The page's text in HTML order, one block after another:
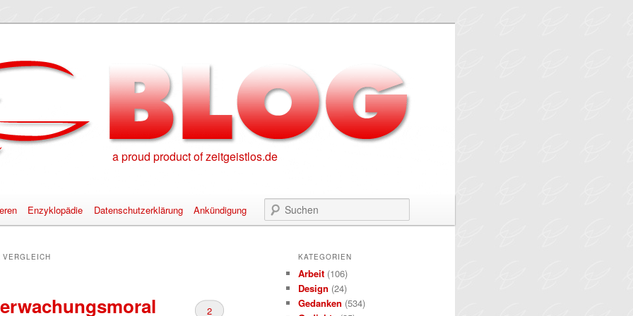
a proud product of zeitgeistlos.de
springen
springen
Enzyklopädie Datenschutzerklärung Ankündigung
VERGLEICH
2
KATEGORIEN
Arbeit (106)
Design (24)
Gedanken (534)